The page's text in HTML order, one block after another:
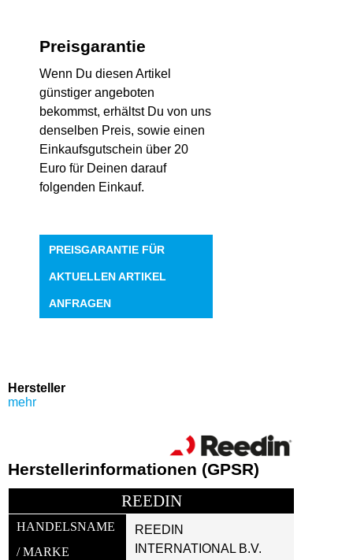
Preisgarantie
Wenn Du diesen Artikel
günstiger angeboten
bekommst, erhältst Du von uns
denselben Preis, sowie einen
Einkaufsgutschein über 20
Euro für Deinen darauf
folgenden Einkauf.
PREISGARANTIE FÜR
AKTUELLEN ARTIKEL
ANFRAGEN
Hersteller
mehr
Herstellerinformationen (GPSR)
REEDIN
HANDELSNAME
/ MARKE
REEDIN
INTERNATIONAL B.V.